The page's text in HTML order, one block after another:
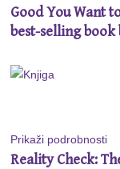
Good You Want
best-selling book
Prikaži podrobnosti
Reality Check: